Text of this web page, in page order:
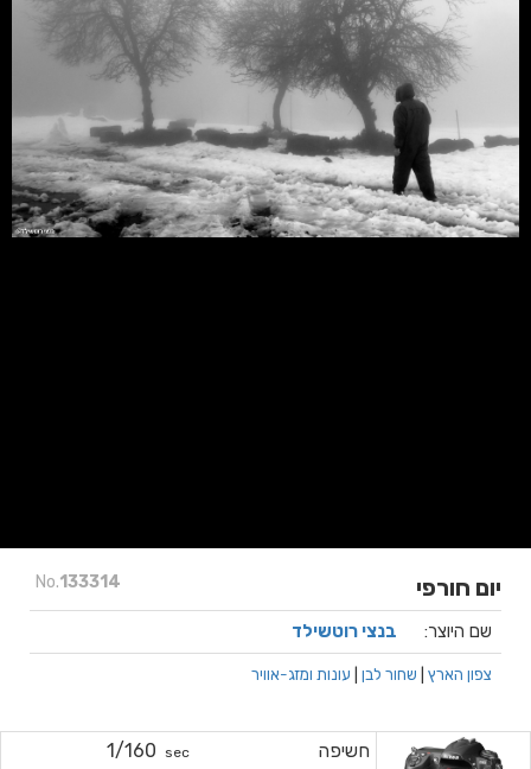
No.133314 יום חורפי
שם היוצר: בנצי רוטשילד
צפון הארץ שחור לבן עונות ומזג-אוויר
חשיפה sec
1/160